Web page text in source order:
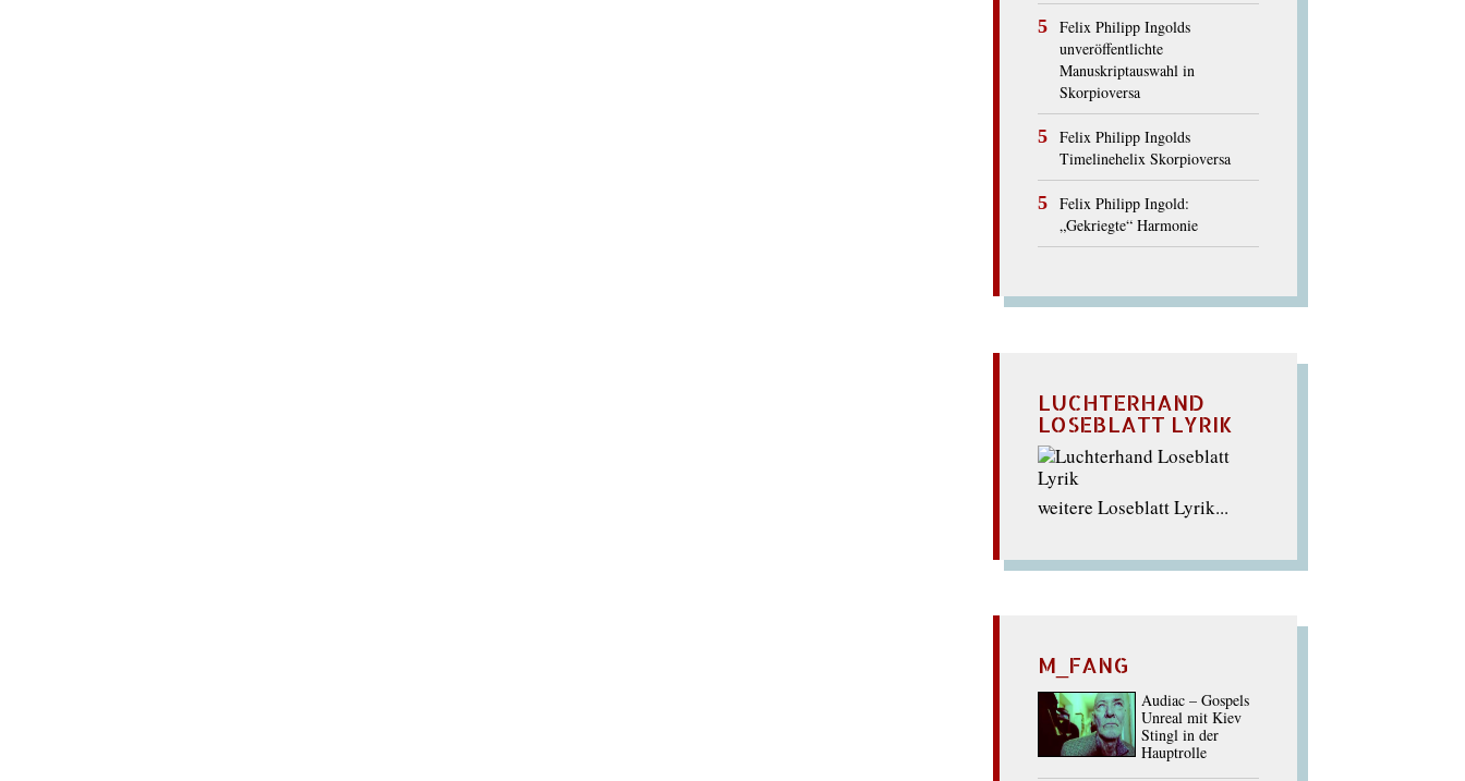
Felix Philipp Ingolds
unveröffentlichte
Manuskriptauswahl in
Skorpioversa
Felix Philipp Ingolds
Timelinehelix Skorpioversa
Felix Philipp Ingold:
„Gekriegte“ Harmonie
LUCHTERHAND
LOSEBLATT LYRIK
weitere Loseblatt Lyrik...
M_FANG
Audiac – Gospels
Unreal mit Kiev
Stingl in der
Hauptrolle